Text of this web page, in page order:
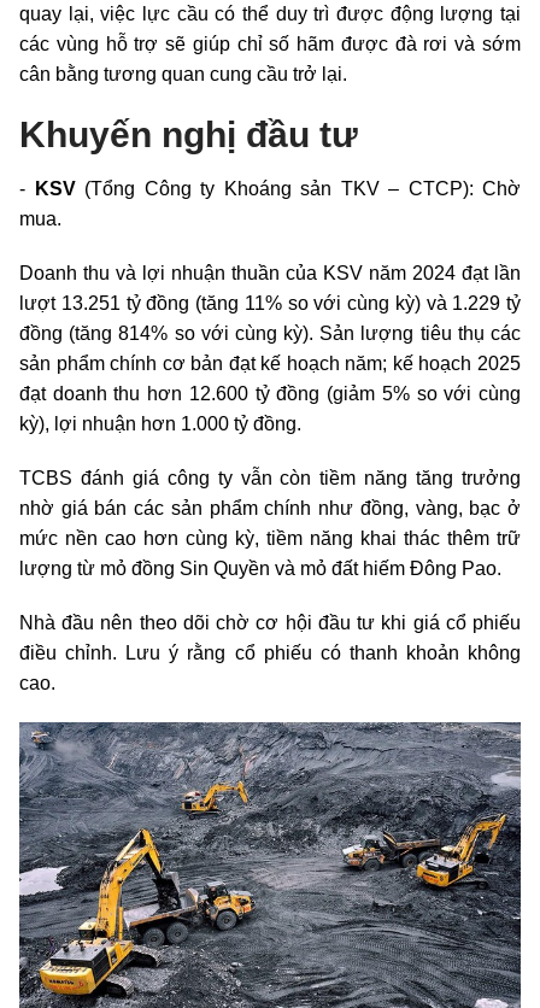
quay lại, việc lực cầu có thể duy trì được động lượng tại
các vùng hỗ trợ sẽ giúp chỉ số hãm được đà rơi và sớm
cân bằng tương quan cung cầu trở lại.
Khuyến nghị đầu tư
- KSV(Tổng Công ty Khoáng sản TKV – CTCP): Chờ
mua.
Doanh thu và lợi nhuận thuần của KSV năm 2024 đạt lần
lượt 13.251 tỷ đồng (tăng 11% so với cùng kỳ) và 1.229 tỷ
đồng (tăng 814% so với cùng kỳ). Sản lượng tiêu thụ các
sản phẩm chính cơ bản đạt kế hoạch năm; kế hoạch 2025
đạt doanh thu hơn 12.600 tỷ đồng (giảm 5% so với cùng
kỳ), lợi nhuận hơn 1.000 tỷ đồng.
TCBS đánh giá công ty vẫn còn tiềm năng tăng trưởng
nhờ giá bán các sản phẩm chính như đồng, vàng, bạc ở
mức nền cao hơn cùng kỳ, tiềm năng khai thác thêm trữ
lượng từ mỏ đồng Sin Quyền và mỏ đất hiếm Đông Pao.
Nhà đầu nên theo dõi chờ cơ hội đầu tư khi giá cổ phiếu
điều chỉnh. Lưu ý rằng cổ phiếu có thanh khoản không
cao.